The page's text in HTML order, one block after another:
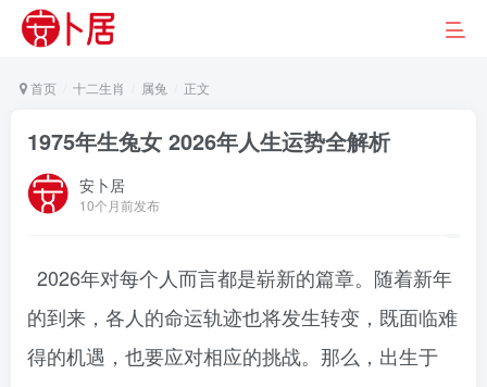
首页 十二生肖 属兔 正文
1975年生兔女 2026年人生运势全解析
安卜居
10个月前发布
2026年对每个人而言都是崭新的篇章。随着新年
的到来，各人的命运轨迹也将发生转变，既面临难
得的机遇，也要应对相应的挑战。那么，出生于